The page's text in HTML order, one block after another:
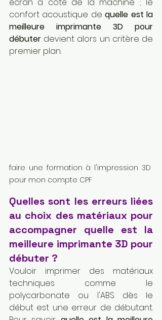
confort acoustique de quelle est la
meilleure imprimante 3D pour
débuter devient alors un critère de
premier plan.
faire une formation à l'impression 3D
pour mon compte CPF
Quelles sont les erreurs liées
au choix des matériaux pour
accompagner quelle est la
meilleure imprimante 3D pour
débuter ?
Vouloir imprimer des matériaux
techniques comme le
polycarbonate ou l'ABS dès le
début est une erreur de débutant.